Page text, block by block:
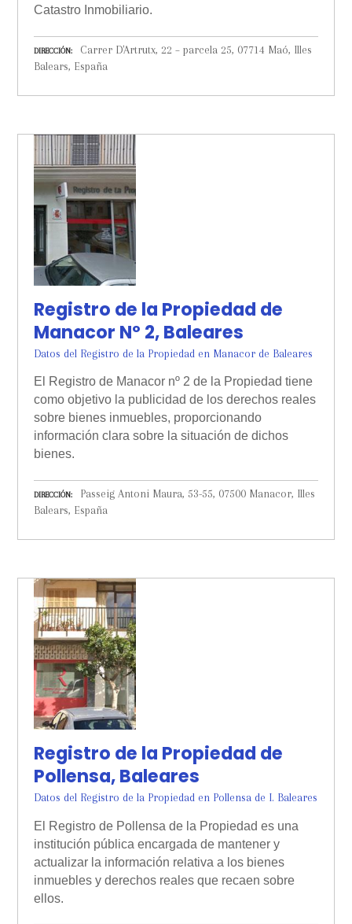
Catastro Inmobiliario.
DIRECCIÓN
Carrer D'Artrutx, 22 – parcela 25, 07714 Maó, Illes
Balears, España
Registro de la Propiedad de
Manacor Nº 2, Baleares
Datos del Registro de la Propiedad en Manacor de Baleares
El Registro de Manacor nº 2 de la Propiedad tiene
como objetivo la publicidad de los derechos reales
sobre bienes inmuebles, proporcionando
información clara sobre la situación de dichos
bienes.
DIRECCIÓN
Passeig Antoni Maura, 53-55, 07500 Manacor, Illes
Balears, España
Registro de la Propiedad de
Pollensa, Baleares
Datos del Registro de la Propiedad en Pollensa de I. Baleares
El Registro de Pollensa de la Propiedad es una
institución pública encargada de mantener y
actualizar la información relativa a los bienes
inmuebles y derechos reales que recaen sobre
ellos.